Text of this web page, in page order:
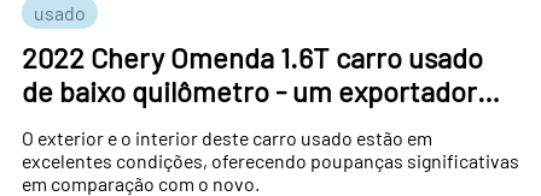
usado
2022 Chery Omenda 1.6T carro usado
de baixo quilômetro - um exportador
chinês confiável de carros usados
O exterior e o interior deste carro usado estão em
excelentes condições, oferecendo poupanças significativas
em comparação com o novo.